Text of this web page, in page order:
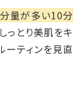
量が多い10分
っとり美肌をキ
ーティンを見直